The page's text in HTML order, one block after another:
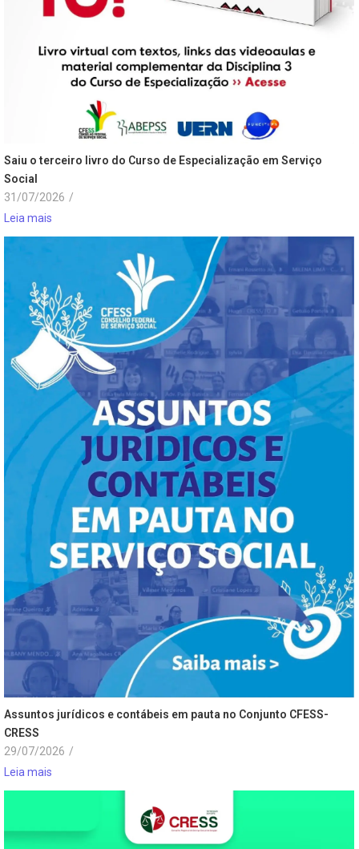
Saiu o terceiro livro do Curso de Especialização em Serviço
Social
31/07/2026 /
Leia mais
Assuntos jurídicos e contábeis em pauta no Conjunto CFESS-
CRESS
29/07/2026 /
Leia mais